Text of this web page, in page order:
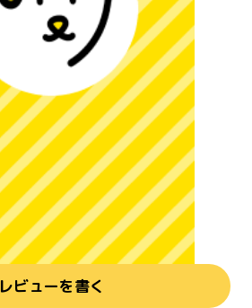
レビューを書く